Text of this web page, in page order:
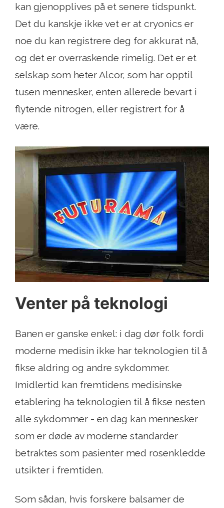
kan gjenopplives på et senere tidspunkt.
Det du kanskje ikke vet er at cryonics er
noe du kan registrere deg for akkurat nå,
og det er overraskende rimelig. Det er et
selskap som heter Alcor, som har opptil
tusen mennesker, enten allerede bevart i
flytende nitrogen, eller registrert for å
være.
Venter på teknologi
Banen er ganske enkel: i dag dør folk fordi
moderne medisin ikke har teknologien til å
fikse aldring og andre sykdommer.
Imidlertid kan fremtidens medisinske
etablering ha teknologien til å fikse nesten
alle sykdommer - en dag kan mennesker
som er døde av moderne standarder
betraktes som pasienter med rosenkledde
utsikter i fremtiden.
Som sådan, hvis forskere balsamer de